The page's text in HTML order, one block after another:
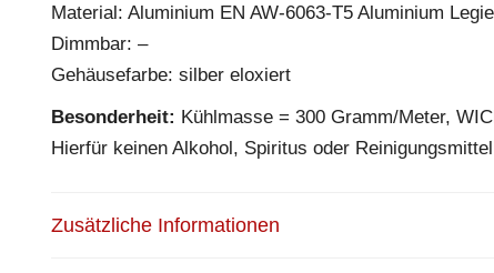
Material: Aluminium EN AW-6063-T5 Aluminium
Dimmbar: –
Gehäusefarbe: silber eloxiert
Besonderheit: Kühlmasse = 300 Gramm/Meter,
Hierfür keinen Alkohol, Spiritus oder
Zusätzliche Informationen